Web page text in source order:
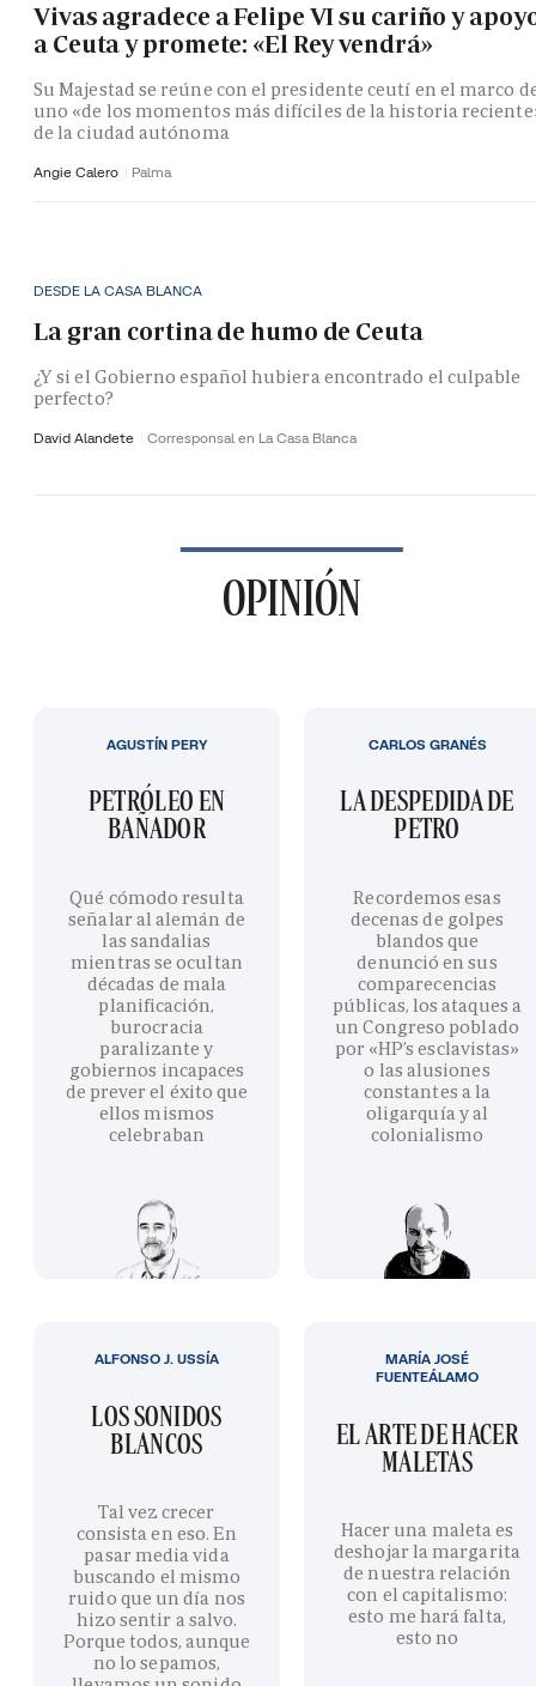
Vivas agradece a Felipe VI su cariño y
a Ceuta y promete: «El Rey vendrá»
Su Majestad se reúne con el presidente ceutí en el marco
uno «de los momentos más difíciles de la historia
de la ciudad autónoma
Angie Calero Palma
DESDE LA CASA BLANCA
La gran cortina de humo de Ceuta
¿Y si el Gobierno español hubiera encontrado el culpable
perfecto?
David Alandete Corresponsal en La Casa Blanca
OPINIÓN
PETRÓLEO EN
BAÑADOR
Qué cómodo resulta
señalar al alemán de
las sandalias
mientras se ocultan
décadas de mala
planificación,
burocracia
paralizante y
gobiernos incapaces
de prever el éxito que
ellos mismos
celebraban
AGUSTÍN PERY
LA DESPEDIDA DE
PETRO
Recordemos esas
decenas de golpes
blandos que
denunció en sus
comparecencias
públicas, los ataques a
un Congreso poblado
por «HP’s esclavistas»
o las alusiones
constantes a la
oligarquía y al
colonialismo
CARLOS GRANÉS
LOS SONIDOS
BLANCOS
Tal vez crecer
consista en eso. En
pasar media vida
buscando el mismo
ruido que un día nos
hizo sentir a salvo.
Porque todos, aunque
no lo sepamos,
ALFONSO J. USSÍA
EL ARTE DE HACER
MALETAS
Hacer una maleta es
deshojar la margarita
de nuestra relación
con el capitalismo:
esto me hará falta,
esto no
MARÍA JOSÉ
FUENTEÁLAMO